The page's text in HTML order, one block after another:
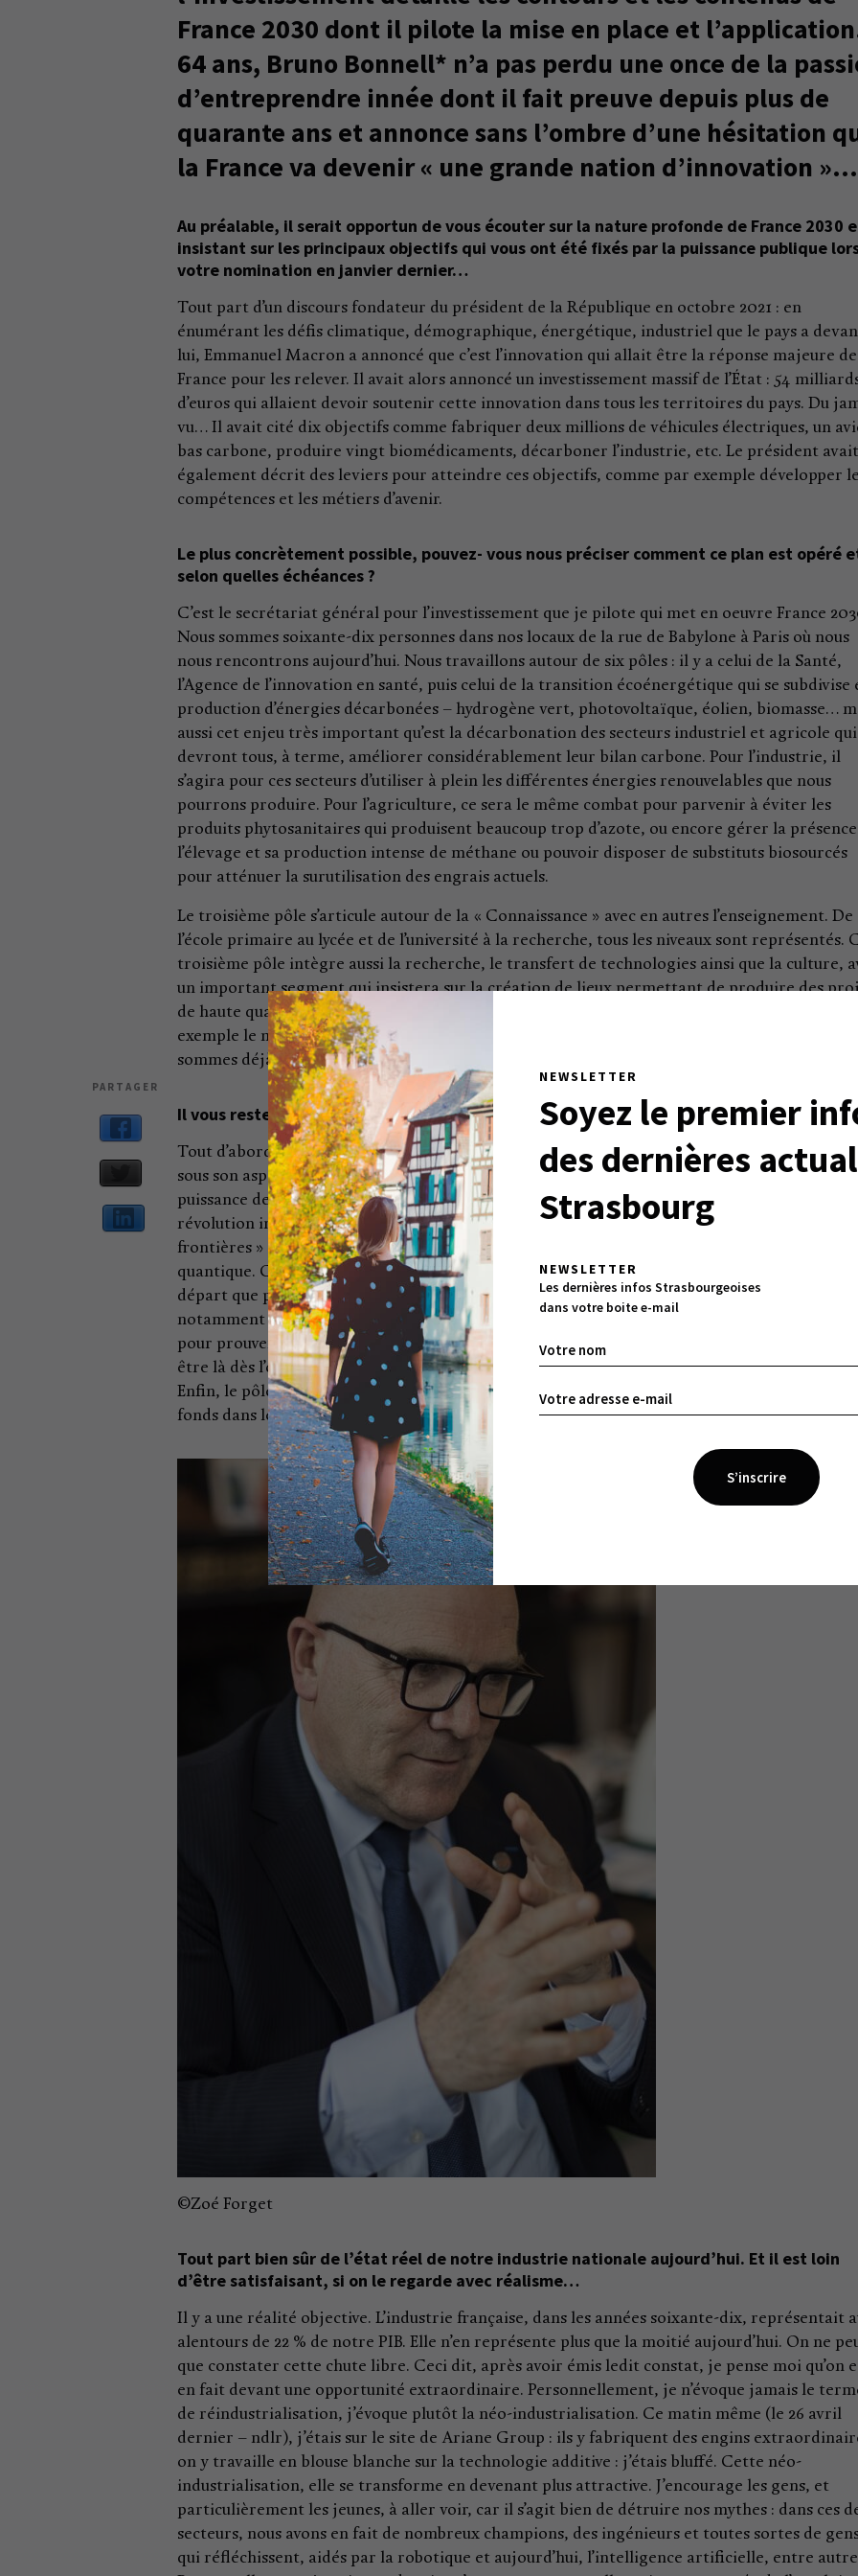
NEWSLETTER
Soyez le premier
des dernières
Strasbourg
NEWSLETTER
Les dernières infos Strasbourgeoises
dans votre boite e-mail
PARTAGER
France 2030 dont il pilote la mise en place et
64 ans, Bruno Bonnell* n’a pas perdu une once de la
d’entreprendre innée dont il fait preuve depuis plus de
quarante ans et annonce sans l’ombre d’une hésitation
la France va devenir « une grande nation d’innovation »…
Au préalable, il serait opportun de vous écouter sur la nature profonde de France 2030
insistant sur les principaux objectifs qui vous ont été fixés par la puissance publique
votre nomination en janvier dernier…
Tout part d’un discours fondateur du président de la République en octobre 2021 : en
énumérant les défis climatique, démographique, énergétique, industriel que le pays a
lui, Emmanuel Macron a annoncé que c’est l’innovation qui allait être la réponse majeure
France pour les relever. Il avait alors annoncé un investissement massif de l’État : 54
d’euros qui allaient devoir soutenir cette innovation dans tous les territoires du pays. Du
vu… Il avait cité dix objectifs comme fabriquer deux millions de véhicules électriques, un
bas carbone, produire vingt biomédicaments, décarboner l’industrie, etc. Le président avait
également décrit des leviers pour atteindre ces objectifs, comme par exemple développer
compétences et les métiers d’avenir.
Le plus concrètement possible, pouvez- vous nous préciser comment ce plan est opéré
selon quelles échéances ?
C’est le secrétariat général pour l’investissement que je pilote qui met en oeuvre France
Nous sommes soixante-dix personnes dans nos locaux de la rue de Babylone à Paris où nous
nous rencontrons aujourd’hui. Nous travaillons autour de six pôles : il y a celui de la Santé,
l’Agence de l’innovation en santé, puis celui de la transition écoénergétique qui se subdivise
production d’énergies décarbonées – hydrogène vert, photovoltaïque, éolien, biomasse…
aussi cet enjeu très important qu’est la décarbonation des secteurs industriel et agricole qui
devront tous, à terme, améliorer considérablement leur bilan carbone. Pour l’industrie, il
s’agira pour ces secteurs d’utiliser à plein les différentes énergies renouvelables que nous
pourrons produire. Pour l’agriculture, ce sera le même combat pour parvenir à éviter les
produits phytosanitaires qui produisent beaucoup trop d’azote, ou encore gérer la présence
l’élevage et sa production intense de méthane ou pouvoir disposer de substituts biosourcés
pour atténuer la surutilisation des engrais actuels.
Le troisième pôle s’articule autour de la « Connaissance » avec en autres l’enseignement. De
l’école primaire au lycée et de l’université à la recherche, tous les niveaux sont représentés.
troisième pôle intègre aussi la recherche, le transfert de technologies ainsi que la culture,
un important segment qui insistera sur la création de lieux permettant de produire des
de haute qualité pour que la culture française puisse s’exporter partout dans le monde, via
exemple le métavers. Avec la culture du jeu vidéo qui est très développée dans notre pays,
sommes déjà riches en matière de grands talents.
Il vous reste trois pôles à nous détailler…
Tout d’abord, il y a celui de la souveraineté numérique, le cloud, l’IA, le cyber et le métavers
sous son aspect technologique, mais aussi la souveraineté électronique, les cheaps de forte
puissance de calcul, par exemple. Ce quatrième pôle comporte la souveraineté robotique,
révolution industrielle qui est devant nous. Le cinquième pôle, nous l’avons nommé «
frontières » : il comprend l’Espace, l’exploration des fonds sous-marins et tout l’univers du
quantique. Ces univers sont en général assez loin devant nous, par nature ils ne mobilisent au
départ que peu d’investisseurs privés et l’Etat se doit bien sûr de fortement les soutenir,
notamment via la commande publique ou la subvention. L’exemple de la réussite d’Ariane est
pour prouver que les retombées à moyen terme sont énormes dès lors que l’argent public sait
être là dès l’origine des projets.
Enfin, le pôle fond d’investissement en effet de levier, qui s’occupe de tous les fonds et fonds
fonds dans lesquels l’État est partie prenante à travers France 2030.
©Zoé Forget
Tout part bien sûr de l’état réel de notre industrie nationale aujourd’hui. Et il est loin
d’être satisfaisant, si on le regarde avec réalisme…
Il y a une réalité objective. L’industrie française, dans les années soixante-dix, représentait
alentours de 22 % de notre PIB. Elle n’en représente plus que la moitié aujourd’hui. On ne
que constater cette chute libre. Ceci dit, après avoir émis ledit constat, je pense moi qu’on
en fait devant une opportunité extraordinaire. Personnellement, je n’évoque jamais le
de réindustrialisation, j’évoque plutôt la néo-industrialisation. Ce matin même (le 26 avril
dernier – ndlr), j’étais sur le site de Ariane Group : ils y fabriquent des engins
on y travaille en blouse blanche sur la technologie additive : j’étais bluffé. Cette néo-
industrialisation, elle se transforme en devenant plus attractive. J’encourage les gens, et
particulièrement les jeunes, à aller voir, car il s’agit bien de détruire nos mythes : dans ces
secteurs, nous avons en fait de nombreux champions, des ingénieurs et toutes sortes de
qui réfléchissent, aidés par la robotique et aujourd’hui, l’intelligence artificielle, entre